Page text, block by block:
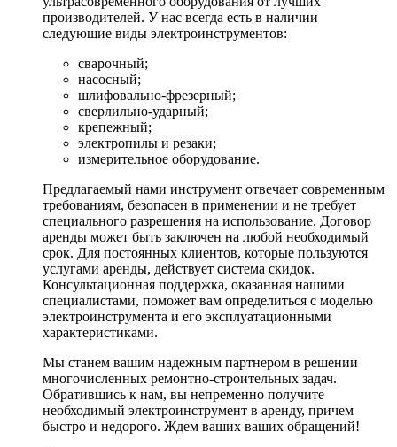
производителей. У нас всегда есть в наличии
следующие виды электроинструментов:
сварочный;
насосный;
шлифовально-фрезерный;
сверлильно-ударный;
крепежный;
электропилы и резаки;
измерительное оборудование.
Предлагаемый нами инструмент отвечает современным
требованиям, безопасен в применении и не требует
специального разрешения на использование. Договор
аренды может быть заключен на любой необходимый
срок. Для постоянных клиентов, которые пользуются
услугами аренды, действует система скидок.
Консультационная поддержка, оказанная нашими
специалистами, поможет вам определиться с моделью
электроинструмента и его эксплуатационными
характеристиками.
Мы станем вашим надежным партнером в решении
многочисленных ремонтно-строительных задач.
Обратившись к нам, вы непременно получите
необходимый электроинструмент в аренду, причем
быстро и недорого. Ждем ваших ваших обращений!